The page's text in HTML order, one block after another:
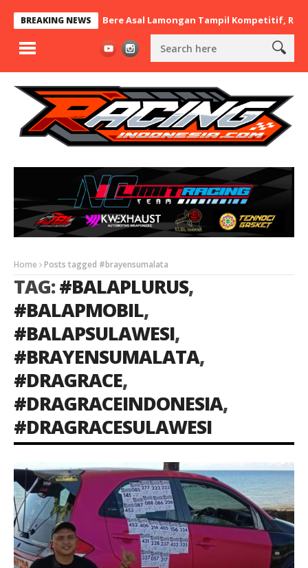
BREAKING NEWS
nd.RayaMart x BaraBere Asal Lamongan Tampil Kompetitif, Raih
Home Posts tagged #brayensumalata
TAG:#BALAPLURUS,
#BALAPMOBIL,
#BALAPSULAWESI,
#BRAYENSUMALATA,
#DRAGRACE,
#DRAGRACEINDONESIA,
#DRAGRACESULAWESI